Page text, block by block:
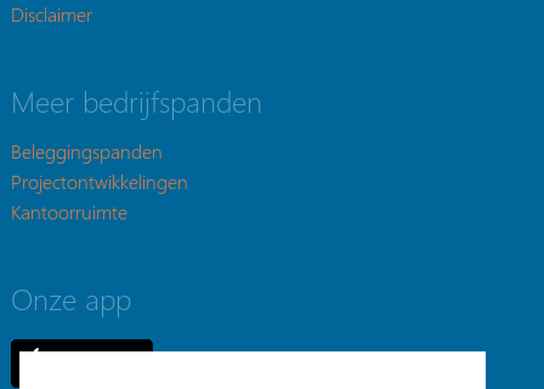
Disclaimer
Meer bedrijfspanden
Beleggingspanden
Projectontwikkelingen
Kantoorruimte
Onze app